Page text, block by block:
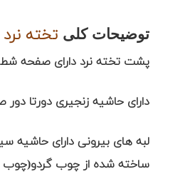
توضیحات کلی تخته نرد
پشت تخته نرد دارای صفحه
دارای حاشیه زنجیری دورتا
لبه های بیرونی دارای حاشیه
ساخته شده از چوب گردو(چوب